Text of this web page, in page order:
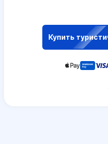
Купить